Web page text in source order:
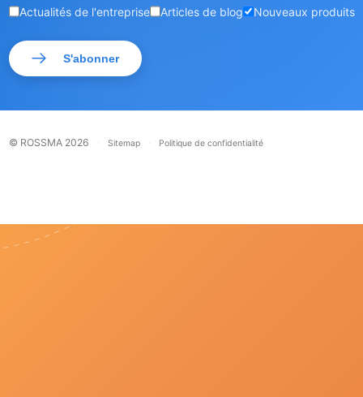
Actualités de l'entreprise Articles de blog Nouveaux produits
S'abonner
© ROSSMA 2026 Sitemap Politique de confidentialité